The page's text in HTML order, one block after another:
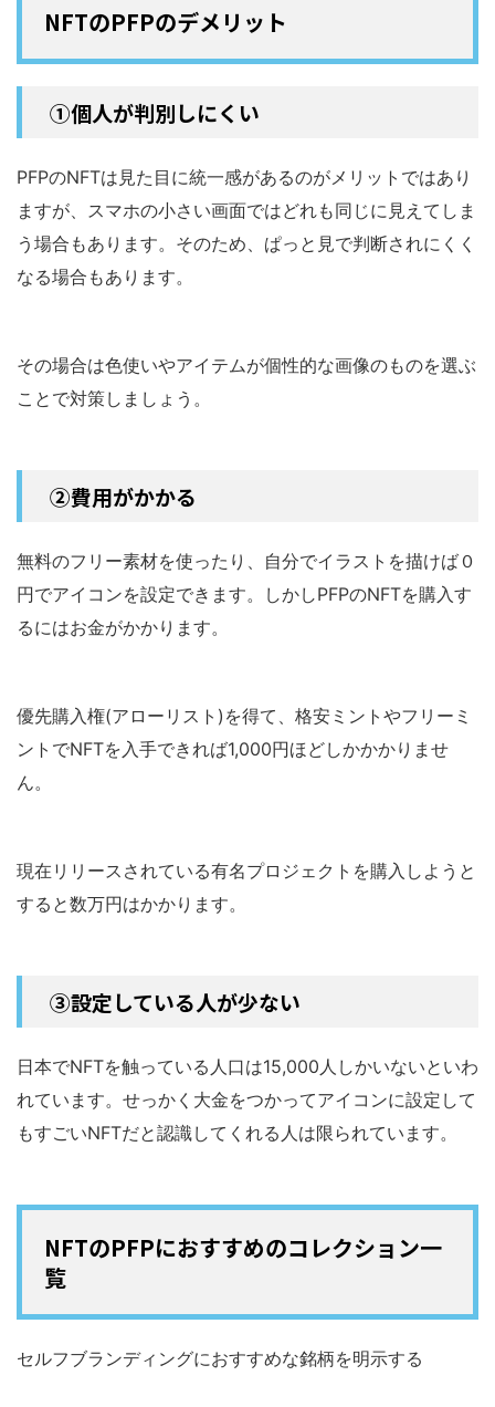
NFTのPFPのデメリット
①個人が判別しにくい
PFPのNFTは見た目に統一感があるのがメリットではあり
ますが、スマホの小さい画面ではどれも同じに見えてしま
う場合もあります。そのため、ぱっと見で判断されにくく
なる場合もあります。
その場合は色使いやアイテムが個性的な画像のものを選ぶ
ことで対策しましょう。
②費用がかかる
無料のフリー素材を使ったり、自分でイラストを描けば０
円でアイコンを設定できます。しかしPFPのNFTを購入す
るにはお金がかかります。
優先購入権(アローリスト)を得て、格安ミントやフリーミ
ントでNFTを入手できれば1,000円ほどしかかかりませ
ん。
現在リリースされている有名プロジェクトを購入しようと
すると数万円はかかります。
③設定している人が少ない
日本でNFTを触っている人口は15,000人しかいないといわ
れています。せっかく大金をつかってアイコンに設定して
もすごいNFTだと認識してくれる人は限られています。
NFTのPFPにおすすめのコレクション一
覧
セルフブランディングにおすすめな銘柄を明示する